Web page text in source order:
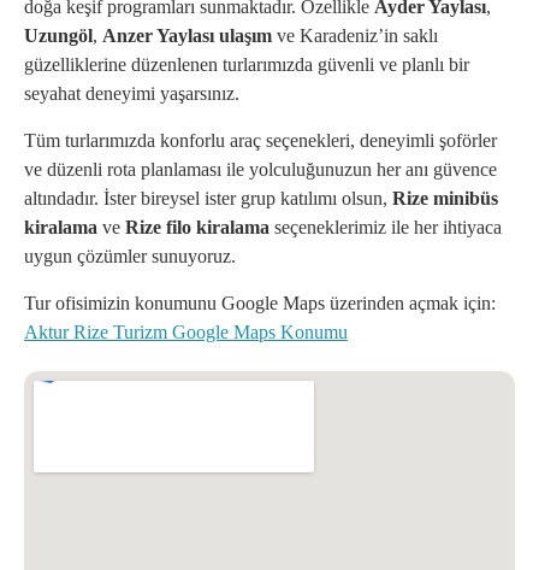
doğa keşif programları sunmaktadır. Özellikle Ayder Yaylası,
Uzungöl, Anzer Yaylası ulaşım ve Karadeniz’in saklı
güzelliklerine düzenlenen turlarımızda güvenli ve planlı bir
seyahat deneyimi yaşarsınız.
Tüm turlarımızda konforlu araç seçenekleri, deneyimli şoförler
ve düzenli rota planlaması ile yolculuğunuzun her anı güvence
altındadır. İster bireysel ister grup katılımı olsun, Rize minibüs
kiralama ve Rize filo kiralama seçeneklerimiz ile her ihtiyaca
uygun çözümler sunuyoruz.
Tur ofisimizin konumunu Google Maps üzerinden açmak için:
Aktur Rize Turizm Google Maps Konumu